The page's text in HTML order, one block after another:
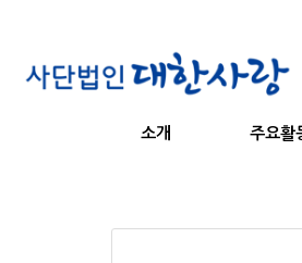
소개 주요활